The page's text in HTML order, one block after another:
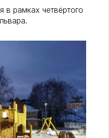
рамках четвёртого